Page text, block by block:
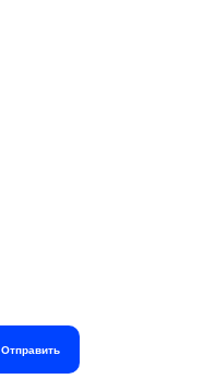
Отправить